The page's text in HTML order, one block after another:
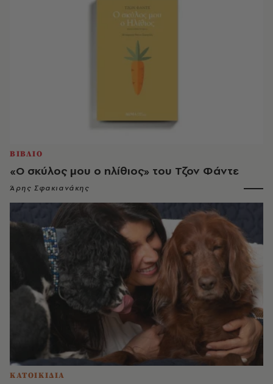
ΒΙΒΛΙΟ
«Ο σκύλος μου ο ηλίθιος» του Τζον Φάντε
Άρης Σφακιανάκης
ΚΑΤΟΙΚΙΔΙΑ